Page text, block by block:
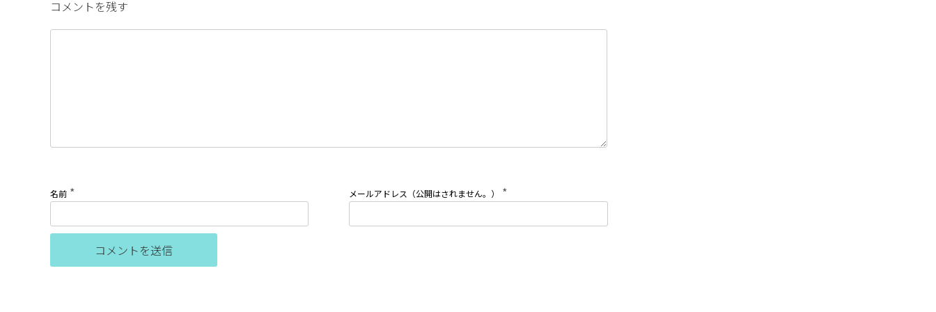
コメントを残す
名前 * メールアドレス（公開はされません。） *